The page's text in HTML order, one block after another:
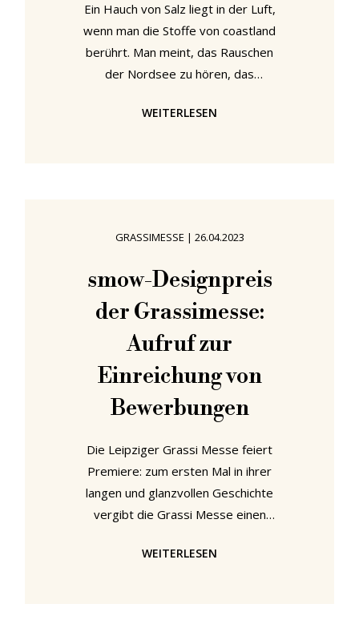
Ein Hauch von Salz liegt in der Luft,
wenn man die Stoffe von coastland
berührt. Man meint, das Rauschen
der Nordsee zu hören, das
sehen – dieses leise, flirrende
kleinen Wollweberei an der Küste
bewahrt er nicht nur ein fast
vergessenes Handwerk, sondern
verwandelt es in zeitgenössisches
Design – rau,
WEITERLESEN
GRASSIMESSE | 26.04.2023
smow-Designpreis
der Grassimesse:
Aufruf zur
Einreichung von
Bewerbungen
Die Leipziger Grassi Messe feiert
Premiere: zum ersten Mal in ihrer
langen und glanzvollen Geschichte
vergibt die Grassi Messe einen
Gegründet im Jahre 2002 in der
WEITERLESEN